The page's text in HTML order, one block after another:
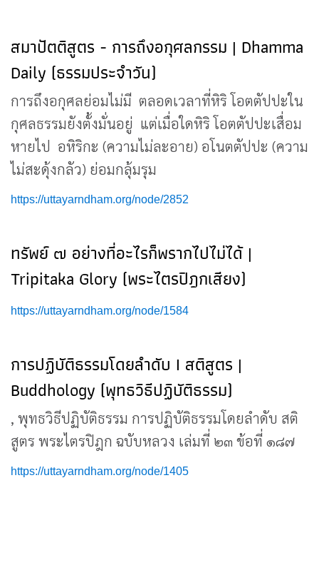
สมาปัตติสูตร - การถึงอกุศลกรรม | Dhamma
Daily (ธรรมประจำวัน)
การถึงอกุศลย่อมไม่มี ตลอดเวลาที่หิริ โอตตัปปะใน
กุศลธรรมยังตั้งมั่นอยู่ แต่เมื่อใดหิริ โอตตัปปะเสื่อม
หายไป อหิริกะ (ความไม่ละอาย) อโนตตัปปะ (ความ
ไม่สะดุ้งกลัว) ย่อมกลุ้มรุม
https://uttayarndham.org/node/2852
ทรัพย์ ๗ อย่างที่อะไรก็พรากไปไม่ได้ |
Tripitaka Glory (พระไตรปิฎกเสียง)
https://uttayarndham.org/node/1584
การปฏิบัติธรรมโดยลำดับ I สติสูตร |
Buddhology (พุทธวิธีปฏิบัติธรรม)
, พุทธวิธีปฏิบัติธรรม การปฏิบัติธรรมโดยลำดับ สติ
สูตร พระไตรปิฎก ฉบับหลวง เล่มที่ ๒๓ ข้อที่ ๑๘๗
https://uttayarndham.org/node/1405